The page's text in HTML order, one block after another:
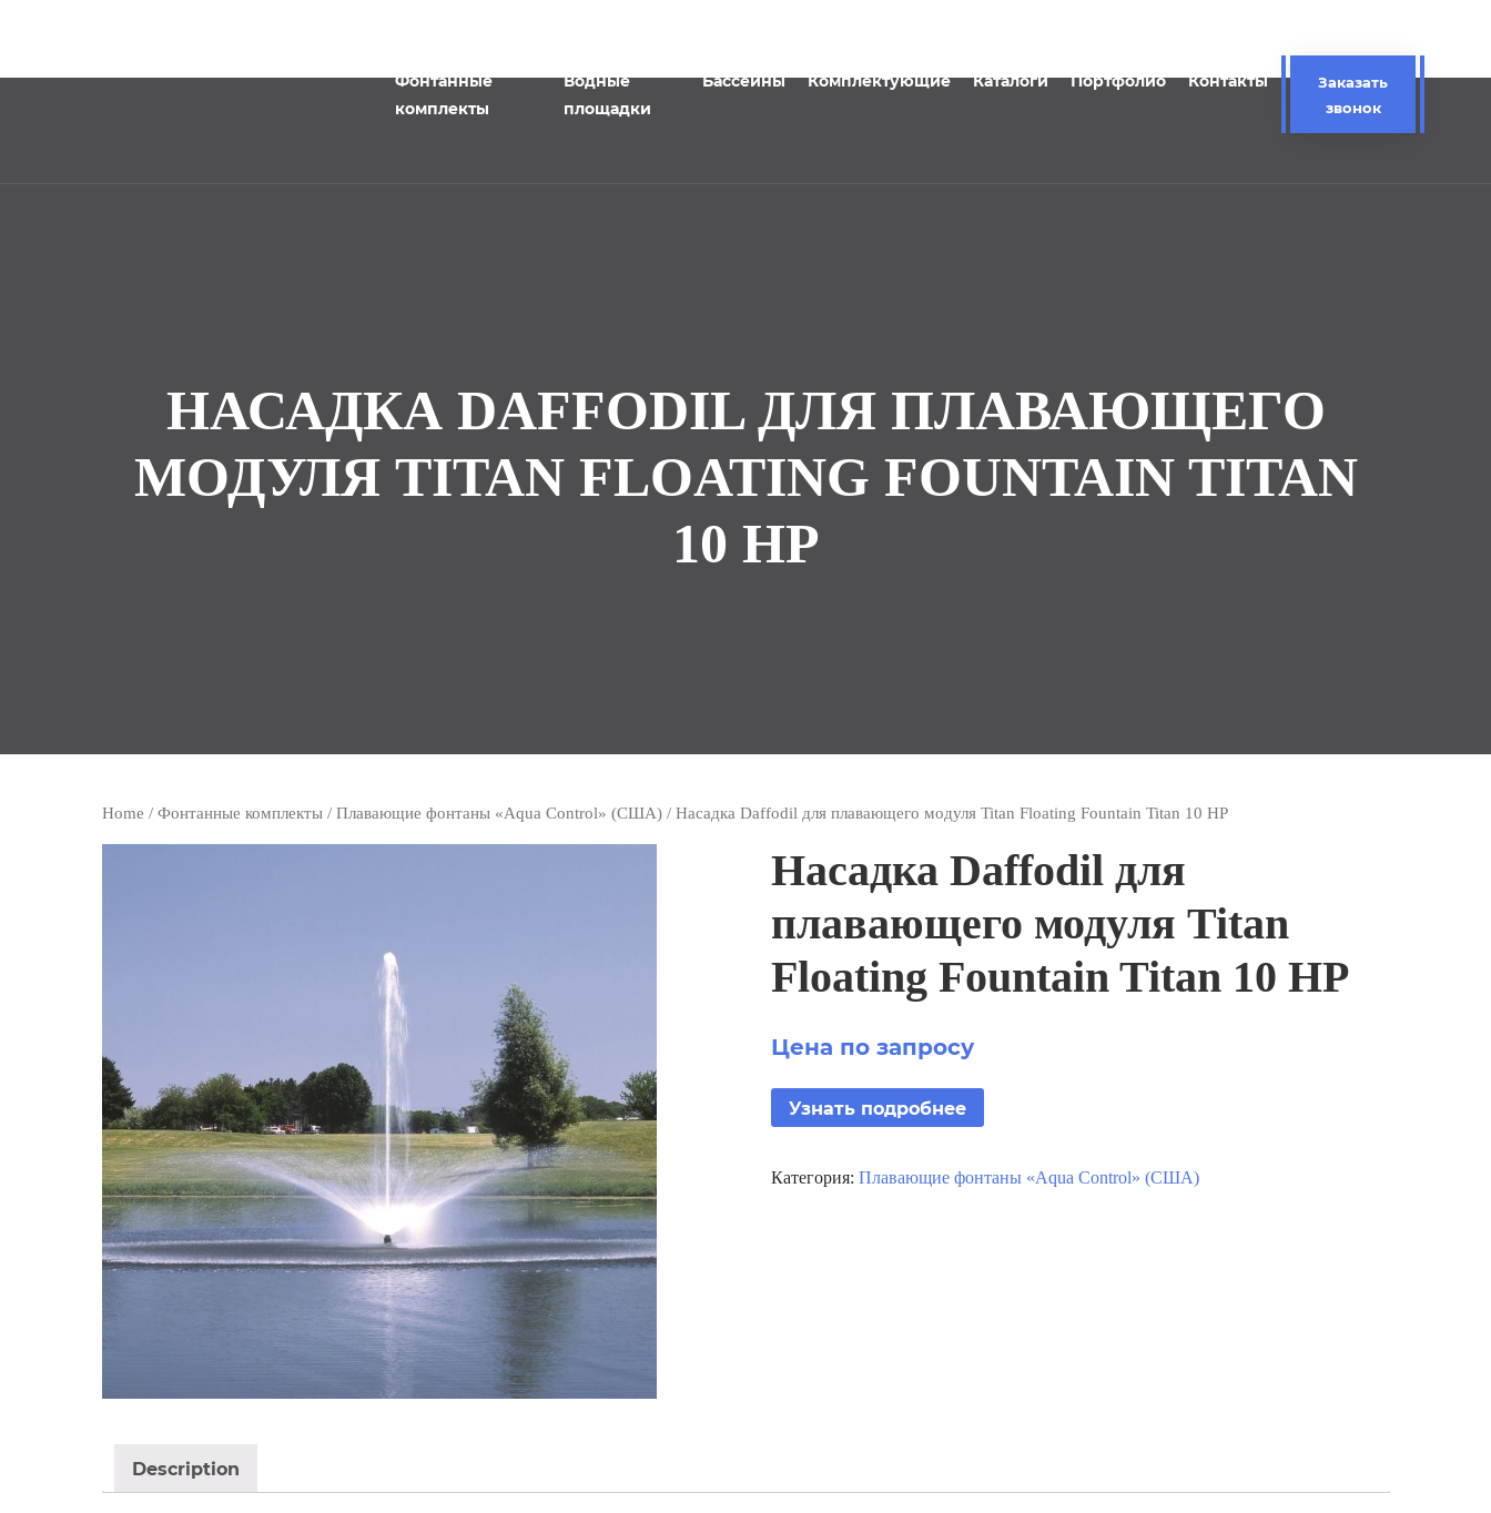
Фонтанные
комплекты
Водные
площадки
Бассейны Комплектующие Каталоги Портфолио Контакты
Заказать
звонок
НАСАДКА DAFFODIL ДЛЯ ПЛАВАЮЩЕГО
МОДУЛЯ TITAN FLOATING FOUNTAIN TITAN
10 HP
Home / Фонтанные комплекты/ Плавающие фонтаны «Aqua Control» (США)/ Насадка Daffodil для плавающего модуля Titan Floating Fountain Titan 10 HP
Насадка Daffodil для
плавающего модуля Titan
Floating Fountain Titan 10 HP
Цена по запросу
Узнать подробнее
Категория:Плавающие фонтаны «Aqua Control» (США)
Description